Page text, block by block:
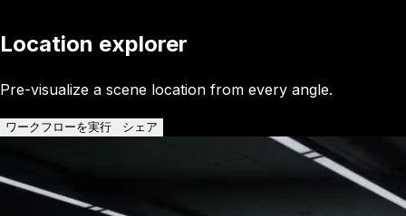
Location explorer
Pre-visualize a scene location from every angle.
ワークフローを実行 シェア